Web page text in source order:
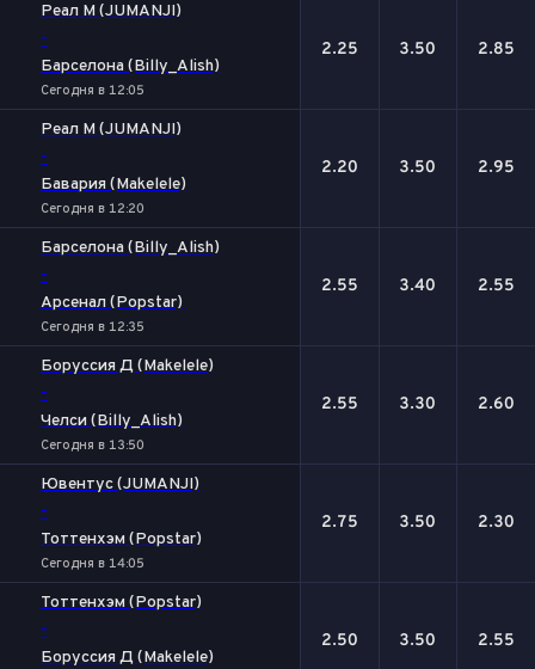
Реал М (JUMANJI)
-
Барселона (Billy_Alish)
Сегодня в 12:05
2.25 3.50 2.85
Реал М (JUMANJI)
-
Бавария (Makelele)
Сегодня в 12:20
2.20 3.50 2.95
Барселона (Billy_Alish)
-
Арсенал (Popstar)
Сегодня в 12:35
2.55 3.40 2.55
Боруссия Д (Makelele)
-
Челси (Billy_Alish)
Сегодня в 13:50
2.55 3.30 2.60
Ювентус (JUMANJI)
-
Тоттенхэм (Popstar)
Сегодня в 14:05
2.75 3.50 2.30
Тоттенхэм (Popstar)
-
Боруссия Д (Makelele)
2.50 3.50 2.55